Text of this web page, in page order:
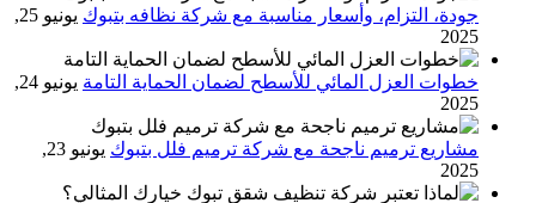
جودة، التزام، وأسعار مناسبة مع شركة نظافه بتبوك
يونيو 25,
2025
خطوات العزل المائي للأسطح لضمان الحماية التامة
يونيو 24,
2025
مشاريع ترميم ناجحة مع شركة ترميم فلل بتبوك
يونيو 23,
2025